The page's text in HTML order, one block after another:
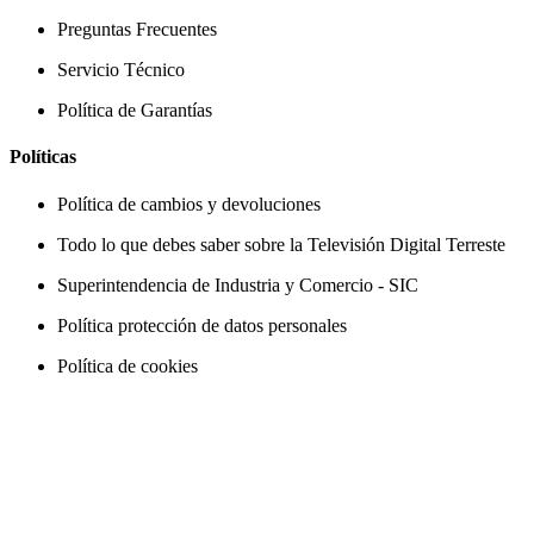
Preguntas Frecuentes
Servicio Técnico
Política de Garantías
Políticas
Política de cambios y devoluciones
Todo lo que debes saber sobre la Televisión Digital Terreste
Superintendencia de Industria y Comercio - SIC
Política protección de datos personales
Política de cookies